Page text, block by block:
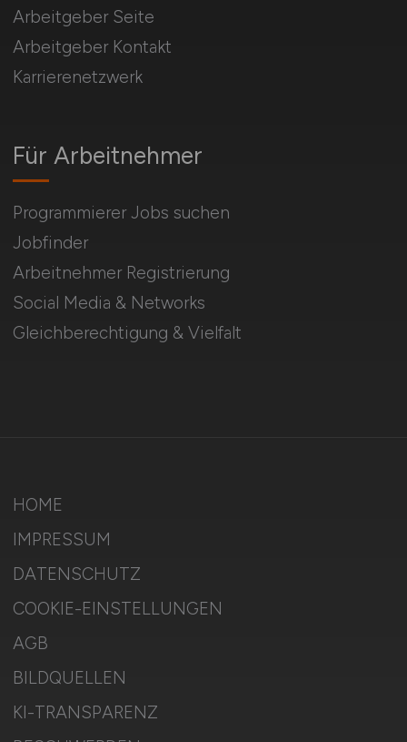
Für Arbeitnehmer
Programmierer Jobs suchen
Jobfinder
Arbeitnehmer Registrierung
Social Media & Networks
Gleichberechtigung & Vielfalt
Arbeitgeber Seite
Arbeitgeber Kontakt
Karrierenetzwerk
HOME
IMPRESSUM
DATENSCHUTZ
COOKIE-EINSTELLUNGEN
AGB
BILDQUELLEN
KI-TRANSPARENZ